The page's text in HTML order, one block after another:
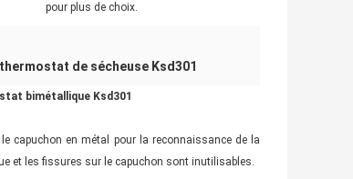
pour plus de choix.
thermostat de sécheuse Ksd301
bimétallique Ksd301
capuchon en métal pour la reconnaissance de la
et les fissures sur le capuchon sont inutilisables.